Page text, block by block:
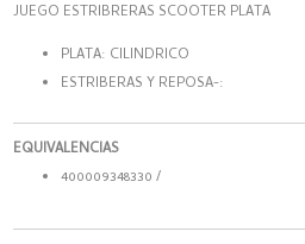
JUEGO ESTRIBRERAS SCOOTER PLATA
PLATA: CILINDRICO
ESTRIBERAS Y REPOSA-:
EQUIVALENCIAS
400009348330 /